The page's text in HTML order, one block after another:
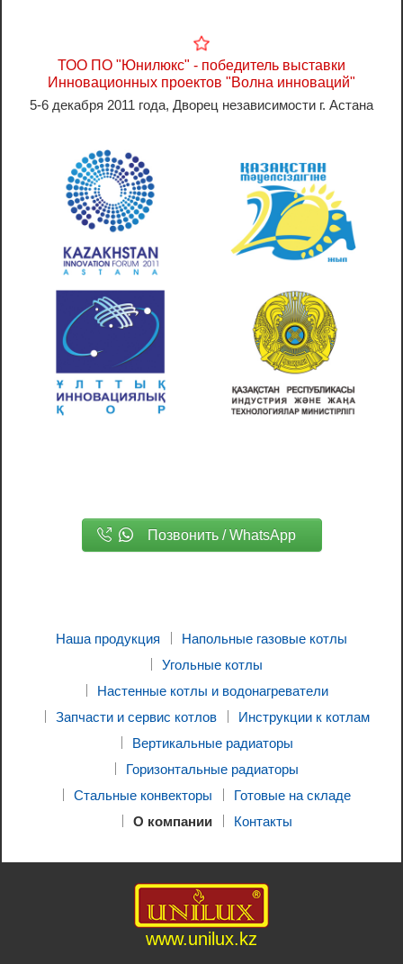
ТОО ПО "Юнилюкс" - победитель выставки
Инновационных проектов "Волна инноваций"
5-6 декабря 2011 года, Дворец независимости г. Астана
Позвонить / WhatsApp
Наша продукция
Напольные газовые котлы
Угольные котлы
Настенные котлы и водонагреватели
Запчасти и сервис котлов
Инструкции к котлам
Вертикальные радиаторы
Горизонтальные радиаторы
Стальные конвекторы
Готовые на складе
О компании
Контакты
www.unilux.kz